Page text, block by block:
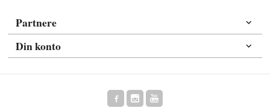
Partnere
Din konto